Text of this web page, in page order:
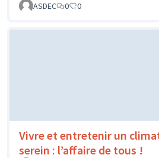
ASDEC
0 0
Vivre et entretenir un
serein : l’affaire de tous !